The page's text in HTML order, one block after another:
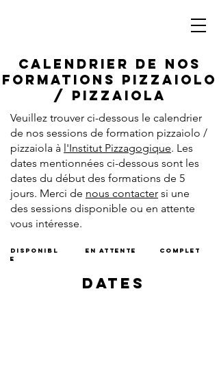
Calendrier de nos
formations pizzaiolo
/ pizzaiola
Veuillez trouver ci-dessous le calendrier
de nos sessions de formation pizzaiolo /
pizzaiola à l'Institut Pizzagogique. Les
dates mentionnées ci-dessous sont les
dates du début des formations de 5
jours. Merci de nous contacter si une
des sessions disponible ou en attente
vous intéresse.
DISPONIBL
E
en attente complet
DATes